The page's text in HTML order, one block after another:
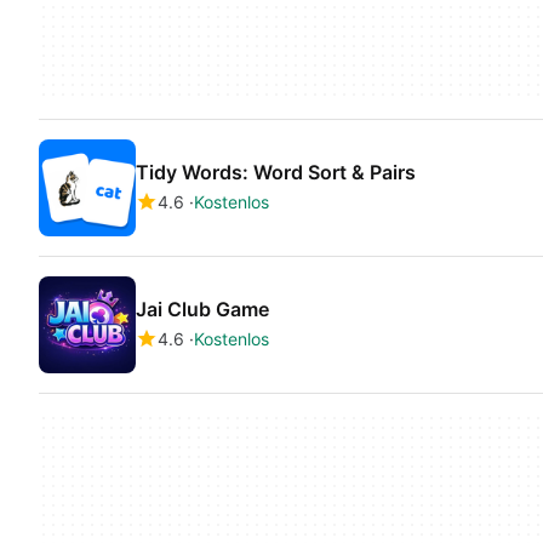
Tidy Words: Word Sort & Pairs
4.6 Kostenlos
Jai Club Game
4.6 Kostenlos